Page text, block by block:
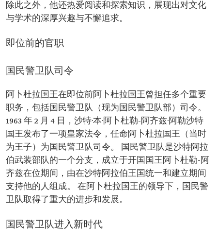
除此之外，他还热爱阅读和探索知识，展现出对文化
与学术的深厚兴趣与不懈追求。
即位前的官职
国民警卫队司令
阿卜杜拉国王在即位前阿卜杜拉国王曾担任多个重要
职务，包括国民警卫队（现为国民警卫队部）司令。
1963 年 2 月 4 日，沙特·本·阿卜杜勒-阿齐兹·阿勒沙特
国王发布了一项皇家法令，任命阿卜杜拉国王（当时
为王子）为国民警卫队司令。 国民警卫队是沙特阿拉
伯武装部队的一个分支，成立于开国国王阿卜杜勒-阿
齐兹在位期间，由在沙特阿拉伯王国统一和建立期间
支持他的人组成。 在阿卜杜拉国王的领导下，国民警
卫队取得了重大的进步和发展。
国民警卫队进入新时代